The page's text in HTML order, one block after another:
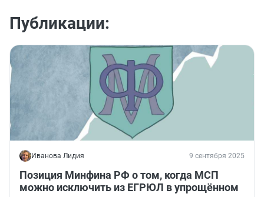
Публикации:
Иванова Лидия 9 сентября 2025
Позиция Минфина РФ о том, когда МСП
можно исключить из ЕГРЮЛ в упрощённом